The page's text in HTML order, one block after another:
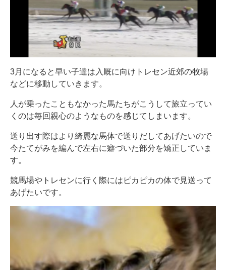
3月になると早い子達は入厩に向けトレセン近郊の牧場
などに移動していきます。
人が乗ったこともなかった馬たちがこうして旅立ってい
くのは毎回親心のようなものを感じてしまいます。
送り出す際はより綺麗な馬体で送りだしてあげたいので
今たてがみを編んで左右に癖づいた部分を矯正していま
す。
競馬場やトレセンに行く際にはピカピカの体で見送って
あげたいです。